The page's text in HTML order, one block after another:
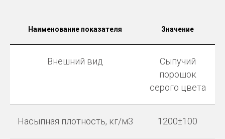
Наименование показателя Значение
Внешний вид
Сыпучий
порошок
серого цвета
Насыпная плотность, кг/м3 1200±100